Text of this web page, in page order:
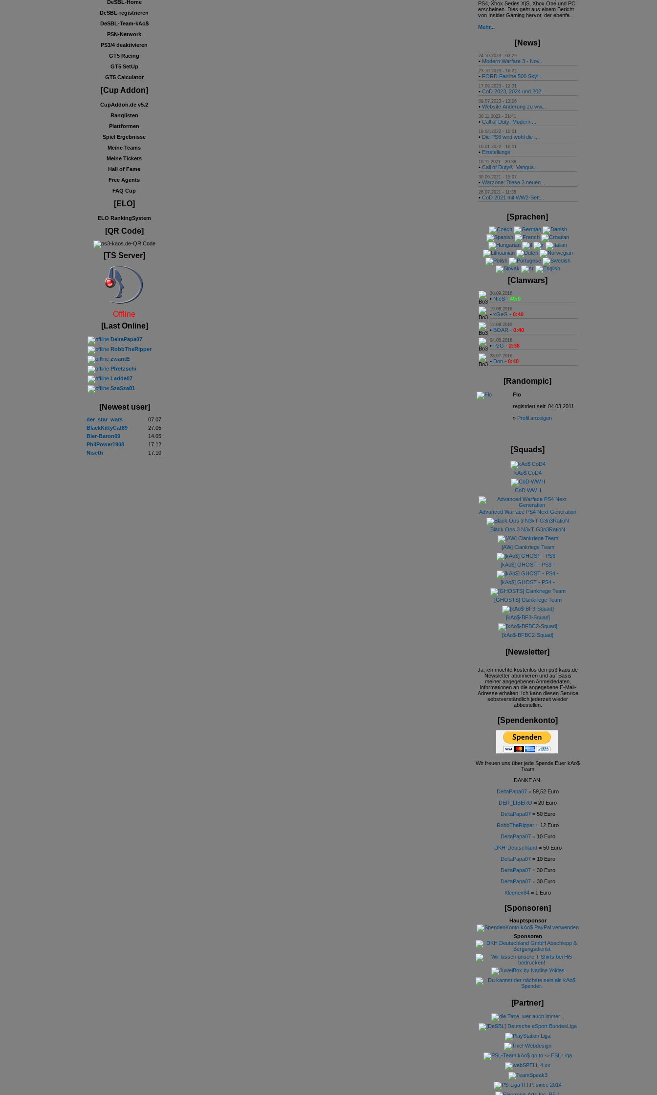
DeSBL-Home
DeSBL-registrieren
DeSBL-Team-kAo$
PSN-Network
PS3/4 deaktivieren
GT5 Racing
GT5 SetUp
GT5 Calculator
[Cup Addon]
CupAddon.de v5.2
Ranglisten
Plattformen
Spiel Ergebnisse
Meine Teams
Meine Tickets
Hall of Fame
Free Agents
FAQ Cup
[ELO]
ELO RankingSystem
[QR Code]
[TS Server]
Offline
[Last Online]
DeltaPapa07
RobbTheRipper
zwantE
Pfretzschi
Ladde07
SzaSza81
[Newest user]
der_star_wars
07.07.
BlackKittyCat89
27.05.
Bier-Baron69
14.05.
PhilPower1908
17.12.
Niseth
17.10.
PS4, Xbox Series X|S, Xbox One und PC
erscheinen. Dies geht aus einem Bericht
von Insider Gaming hervor, der ebenfa...
Mehr...
[News]
24.10.2023 - 03:29
• Modern Warfare 3 - Nov...
23.10.2023 - 16:22
• FORD Fairline 500 Skyl...
17.09.2023 - 12:31
• CoD 2023, 2024 und 202...
09.07.2023 - 12:06
• Website Änderung zu ww...
30.11.2022 - 21:41
• Call of Duty: Modern ...
18.04.2022 - 10:01
• Die PS6 wird wohl die ...
10.01.2022 - 16:01
• Einstellunge
19.11.2021 - 20:38
• Call of Duty®: Vangua...
30.09.2021 - 15:07
• Warzone: Diese 3 neuen...
26.07.2021 - 11:38
• CoD 2021 mit WW2-Sett...
[Sprachen]
[Clanwars]
30.09.2016
• NIeS - 40:0
19.08.2016
• xGeG - 0:40
12.08.2016
• BOAR - 0:40
04.08.2016
• PzG - 2:38
28.07.2016
• Don - 0:40
[Randompic]
Flo
registriert seit: 04.03.2011
» Profil anzeigen
[Squads]
kAo$ CoD4
CoD WW II
Advanced Warface PS4 Next Generation
Black Ops 3 N3xT G3n3RatioN
[AW] Clankriege Team
[kAo$] GHOST - PS3 -
[kAo$] GHOST - PS4 -
[GHOSTS] Clankriege Team
[kAo$-BF3-Squad]
[kAo$-BFBC2-Squad]
[Newsletter]
Ja, ich möchte kostenlos den ps3.kaos.de
Newsletter abonnieren und auf Basis
meiner angegebenen Anmeldedaten,
Informationen an die angegebene E-Mail-
Adresse erhalten. Ich kann diesen Service
sebstverständlich jederzeit wieder
abbestellen.
[Spendenkonto]
Wir freuen uns über jede Spende Euer kAo$
Team
DANKE AN:
DeltaPapa07 = 59,52 Euro
DER_LIBERO = 20 Euro
DeltaPapa07= 50 Euro
RobbTheRipper = 12 Euro
DeltaPapa07= 10 Euro
DKH-Deutschland = 50 Euro
DeltaPapa07= 10 Euro
DeltaPapa07= 30 Euro
DeltaPapa07= 30 Euro
Kleenex84 = 1 Euro
[Sponsoren]
Hauptsponsor
Sponsoren
[Partner]